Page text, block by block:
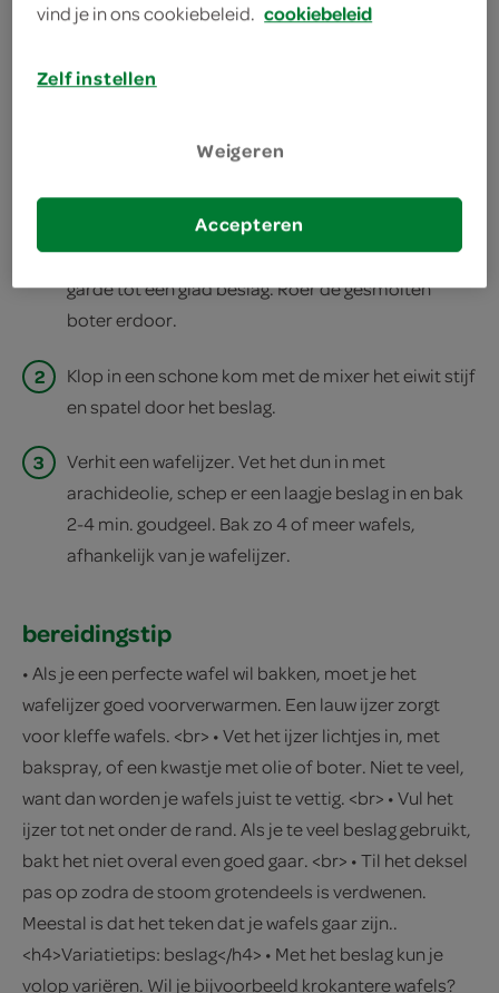
deel op twitter
deel op facebook
1
Smelt de boter en laat iets afkoelen. Splits het ei.
Doe het bakmeel, de eidooier, suiker, vanillesuiker,
melk en een snuf zout in een kom. Roer met een
garde tot een glad beslag. Roer de gesmolten
boter erdoor.
2
Klop in een schone kom met de mixer het eiwit stijf
en spatel door het beslag.
3
Verhit een wafelijzer. Vet het dun in met
arachideolie, schep er een laagje beslag in en bak
2-4 min. goudgeel. Bak zo 4 of meer wafels,
afhankelijk van je wafelijzer.
bereidingstip
• Als je een perfecte wafel wil bakken, moet je het
wafelijzer goed voorverwarmen. Een lauw ijzer zorgt
voor kleffe wafels. <br> • Vet het ijzer lichtjes in, met
bakspray, of een kwastje met olie of boter. Niet te veel,
want dan worden je wafels juist te vettig. <br> • Vul het
ijzer tot net onder de rand. Als je te veel beslag gebruikt,
bakt het niet overal even goed gaar. <br> • Til het deksel
pas op zodra de stoom grotendeels is verdwenen.
Meestal is dat het teken dat je wafels gaar zijn..
<h4>Variatietips: beslag</h4> • Met het beslag kun je
volop variëren. Wil je bijvoorbeeld krokantere wafels?
vind je in ons cookiebeleid. cookiebeleid
Zelf instellen
Weigeren
Accepteren